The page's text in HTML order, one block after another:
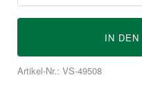
IN DEN
Artikel-Nr.: VS-49508